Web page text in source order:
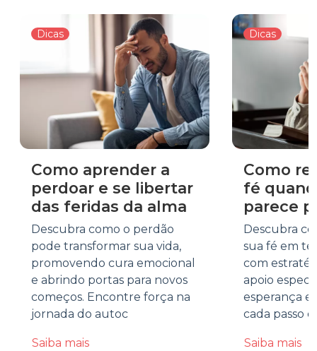
Dicas
Como aprender a
perdoar e se libertar
das feridas da alma
Descubra como o perdão
pode transformar sua vida,
promovendo cura emocional
e abrindo portas para novos
começos. Encontre força na
jornada do autoc
Saiba mais
Dicas
Como
fé
parece
Descubra
sua fé em
com
apoio
esperança e
cada passo d
Saiba mais